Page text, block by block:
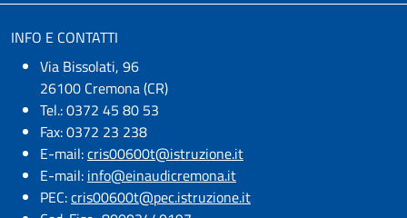
INFO E CONTATTI
Via Bissolati, 96
26100 Cremona (CR)
Tel.: 0372 45 80 53
Fax: 0372 23 238
E-mail:cris00600t@istruzione.it
E-mail:​ info@einaudicremona.it
PEC:cris00600t@pec.istruzione.it